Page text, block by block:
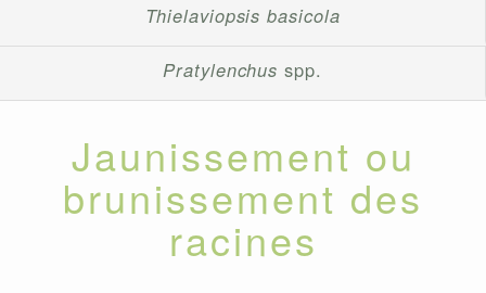
Thielaviopsis basicola
Pratylenchus spp.
Jaunissement ou
brunissement des
racines